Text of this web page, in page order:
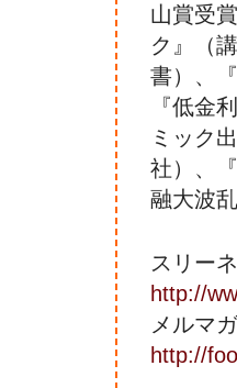
山賞受
ク』（
書）、
『低金
ミック
社）、
融大波
スリー
http://
メルマ
http://